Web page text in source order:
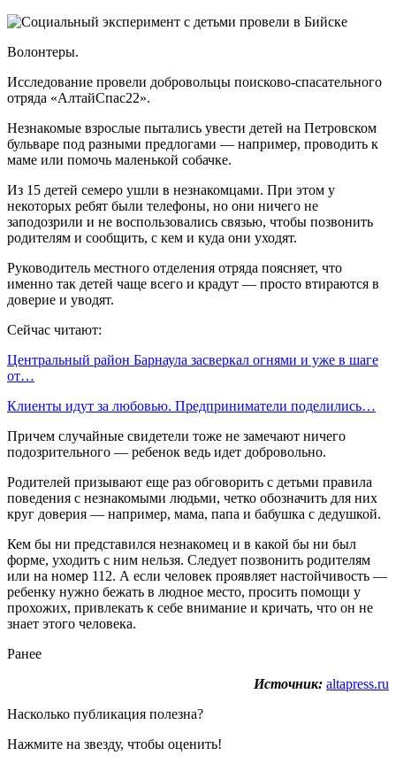
Волонтеры.
Исследование провели добровольцы поисково-спасательного
отряда «АлтайСпас22».
Незнакомые взрослые пытались увести детей на Петровском
бульваре под разными предлогами — например, проводить к
маме или помочь маленькой собачке.
Из 15 детей семеро ушли в незнакомцами. При этом у
некоторых ребят были телефоны, но они ничего не
заподозрили и не воспользовались связью, чтобы позвонить
родителям и сообщить, с кем и куда они уходят.
Руководитель местного отделения отряда поясняет, что
именно так детей чаще всего и крадут — просто втираются в
доверие и уводят.
Сейчас читают:
Центральный район Барнаула засверкал огнями и уже в шаге
от…
Клиенты идут за любовью. Предприниматели поделились…
Причем случайные свидетели тоже не замечают ничего
подозрительного — ребенок ведь идет добровольно.
Родителей призывают еще раз обговорить с детьми правила
поведения с незнакомыми людьми, четко обозначить для них
круг доверия — например, мама, папа и бабушка с дедушкой.
Кем бы ни представился незнакомец и в какой бы ни был
форме, уходить с ним нельзя. Следует позвонить родителям
или на номер 112. А если человек проявляет настойчивость —
ребенку нужно бежать в людное место, просить помощи у
прохожих, привлекать к себе внимание и кричать, что он не
знает этого человека.
Ранее
Источник: altapress.ru
Насколько публикация полезна?
Нажмите на звезду, чтобы оценить!